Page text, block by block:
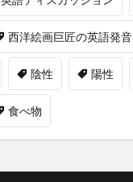
西洋絵画巨匠の英語発音
陰性 陽性
食べ物